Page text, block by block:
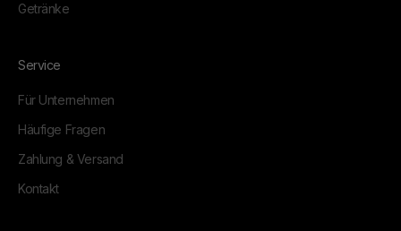
Getränke
Service
Für Unternehmen
Häufige Fragen
Zahlung & Versand
Kontakt